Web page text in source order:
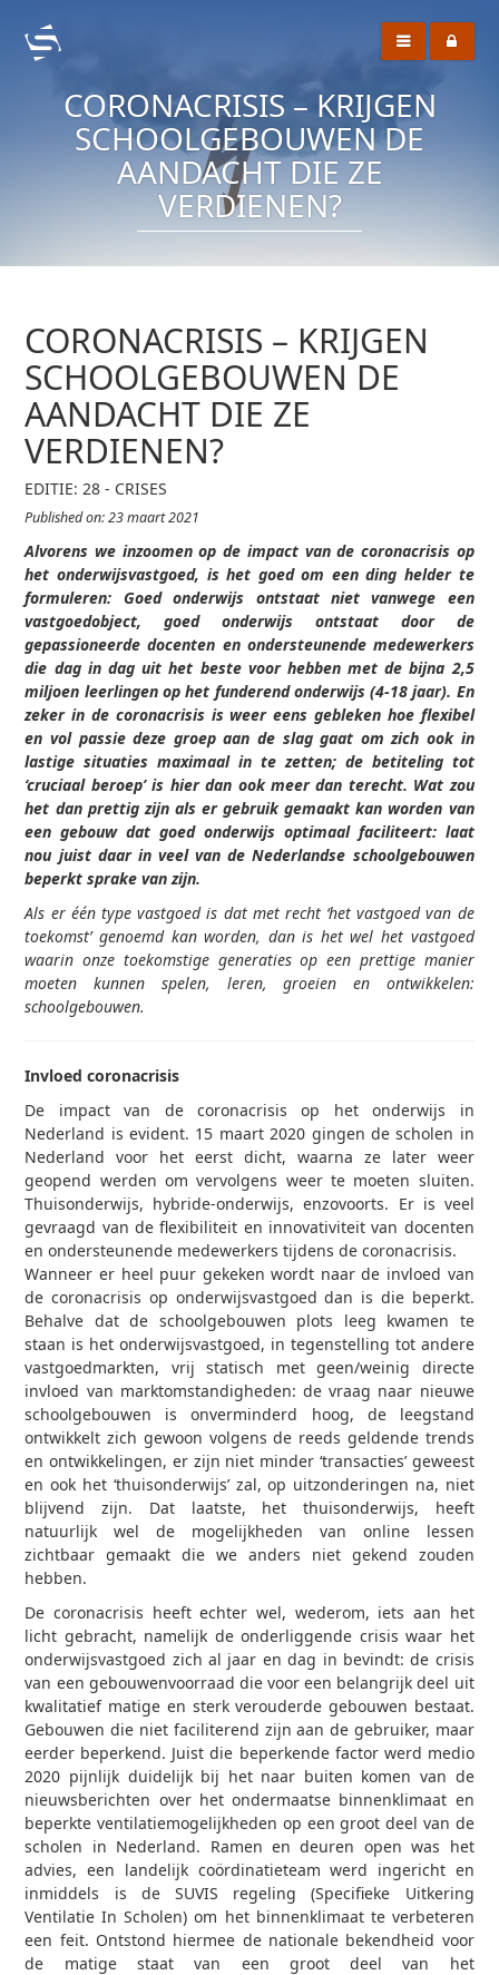
CORONACRISIS – KRIJGEN
SCHOOLGEBOUWEN DE
AANDACHT DIE ZE
VERDIENEN?
CORONACRISIS – KRIJGEN
SCHOOLGEBOUWEN DE
AANDACHT DIE ZE
VERDIENEN?
EDITIE: 28 - CRISES
Published on: 23 maart 2021
Alvorens we inzoomen op de impact van de coronacrisis op
het onderwijsvastgoed, is het goed om een ding helder te
formuleren: Goed onderwijs ontstaat niet vanwege een
vastgoedobject, goed onderwijs ontstaat door de
gepassioneerde docenten en ondersteunende medewerkers
die dag in dag uit het beste voor hebben met de bijna 2,5
miljoen leerlingen op het funderend onderwijs (4-18 jaar). En
zeker in de coronacrisis is weer eens gebleken hoe flexibel
en vol passie deze groep aan de slag gaat om zich ook in
lastige situaties maximaal in te zetten; de betiteling tot
‘cruciaal beroep’ is hier dan ook meer dan terecht. Wat zou
het dan prettig zijn als er gebruik gemaakt kan worden van
een gebouw dat goed onderwijs optimaal faciliteert: laat
nou juist daar in veel van de Nederlandse schoolgebouwen
beperkt sprake van zijn.
Als er één type vastgoed is dat met recht ‘het vastgoed van de
toekomst’ genoemd kan worden, dan is het wel het vastgoed
waarin onze toekomstige generaties op een prettige manier
moeten kunnen spelen, leren, groeien en ontwikkelen:
schoolgebouwen.
Invloed coronacrisis
De impact van de coronacrisis op het onderwijs in
Nederland is evident. 15 maart 2020 gingen de scholen in
Nederland voor het eerst dicht, waarna ze later weer
geopend werden om vervolgens weer te moeten sluiten.
Thuisonderwijs, hybride-onderwijs, enzovoorts. Er is veel
gevraagd van de flexibiliteit en innovativiteit van docenten
en ondersteunende medewerkers tijdens de coronacrisis.
Wanneer er heel puur gekeken wordt naar de invloed van
de coronacrisis op onderwijsvastgoed dan is die beperkt.
Behalve dat de schoolgebouwen plots leeg kwamen te
staan is het onderwijsvastgoed, in tegenstelling tot andere
vastgoedmarkten, vrij statisch met geen/weinig directe
invloed van marktomstandigheden: de vraag naar nieuwe
schoolgebouwen is onverminderd hoog, de leegstand
ontwikkelt zich gewoon volgens de reeds geldende trends
en ontwikkelingen, er zijn niet minder ‘transacties’ geweest
en ook het ‘thuisonderwijs’ zal, op uitzonderingen na, niet
blijvend zijn. Dat laatste, het thuisonderwijs, heeft
natuurlijk wel de mogelijkheden van online lessen
zichtbaar gemaakt die we anders niet gekend zouden
hebben.
De coronacrisis heeft echter wel, wederom, iets aan het
licht gebracht, namelijk de onderliggende crisis waar het
onderwijsvastgoed zich al jaar en dag in bevindt: de crisis
van een gebouwenvoorraad die voor een belangrijk deel uit
kwalitatief matige en sterk verouderde gebouwen bestaat.
Gebouwen die niet faciliterend zijn aan de gebruiker, maar
eerder beperkend. Juist die beperkende factor werd medio
2020 pijnlijk duidelijk bij het naar buiten komen van de
nieuwsberichten over het ondermaatse binnenklimaat en
beperkte ventilatiemogelijkheden op een groot deel van de
scholen in Nederland. Ramen en deuren open was het
advies, een landelijk coördinatieteam werd ingericht en
inmiddels is de SUVIS regeling (Specifieke Uitkering
Ventilatie In Scholen) om het binnenklimaat te verbeteren
een feit. Ontstond hiermee de nationale bekendheid voor
de matige staat van een groot deel van het